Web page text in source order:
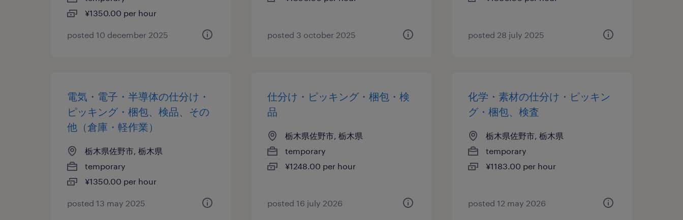
¥1350.00 per hour
posted 10 december 2025 posted 3 october 2025 posted 28 july 2025
電気・電子・半導体の仕分け・
ピッキング・梱包、検品、その
他（倉庫・軽作業）
栃木県佐野市, 栃木県
temporary
¥1350.00 per hour
posted 13 may 2025
仕分け・ピッキング・梱包・検
品
栃木県佐野市, 栃木県
temporary
¥1248.00 per hour
posted 16 july 2026
化学・素材の仕分け・ピッキン
グ・梱包、検査
栃木県佐野市, 栃木県
temporary
¥1183.00 per hour
posted 12 may 2026